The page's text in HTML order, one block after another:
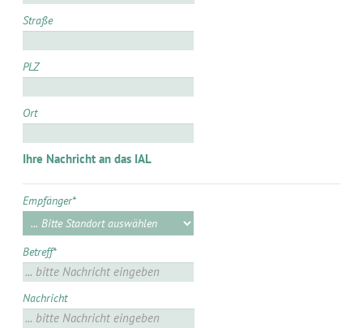
Straße
PLZ
Ort
Ihre Nachricht an das IAL
Empfänger*
Betreff*
Nachricht